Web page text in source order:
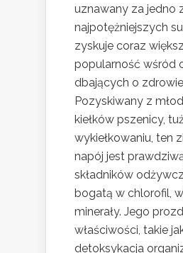
uznawany za jedno
najpotężniejszych
zyskuje coraz
popularność wśród
dbających o
Pozyskiwany z
kiełków pszenicy,
wykiełkowaniu, ten
napój jest
składników
bogatą w chlorofil,
minerały. Jego
właściwości, takie
detoksykacja